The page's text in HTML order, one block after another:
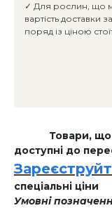
✓ Для рослин, що
вартість
поряд із ціною
Товари, що
доступні до
спеціальні ціни
Умовні